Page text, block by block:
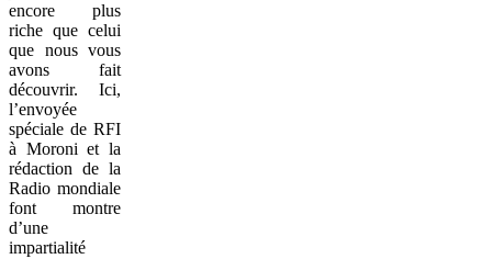
encore plus
riche que celui
que nous vous
avons fait
découvrir. Ici,
l’envoyée
spéciale de RFI
à Moroni et la
rédaction de la
Radio mondiale
font montre
d’une
impartialité